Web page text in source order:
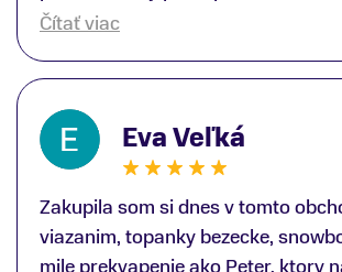
ďakujem špecialistovi Martinovi
lyžiarskej obuvi, ako aj prilby..
Atomic; Pán Martin Guniš mi svojou
odbornosťou otvoril nové obzory a
som sa, vďaka jeho
zákazníkovi, up-to-date
trendoch v lyžiarských
predajne NajŠport som odchádzal
Čítať viac
Eva Veľká
Zakupila som si dnes v tomto
viazanim, topanky bezecke,
mile prekvapenie ako Peter, ktory